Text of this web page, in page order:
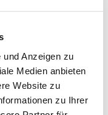
Anzeigen zu
Medien anbieten
Website zu
zu Ihrer
Anbieter oder
Die verlinkten
auf
Rechtswidrige
nicht